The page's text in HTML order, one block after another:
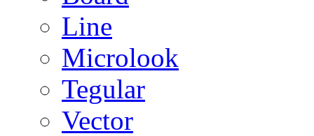
Line
Microlook
Tegular
Vector